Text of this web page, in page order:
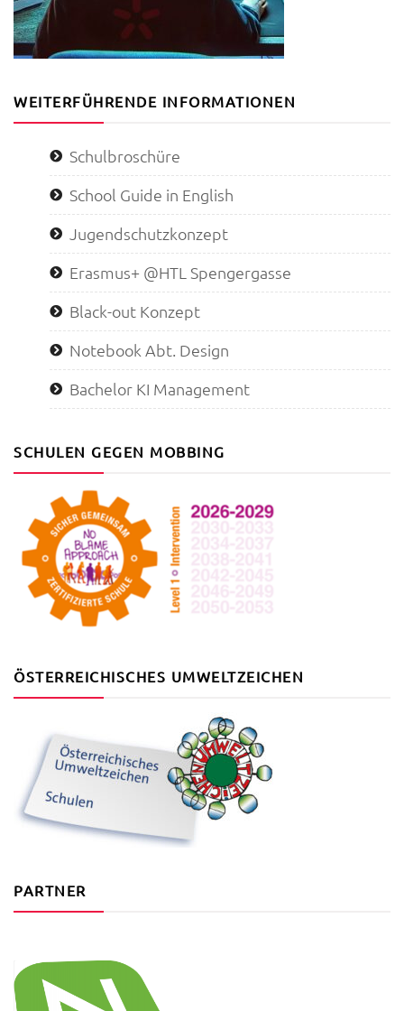
WEITERFÜHRENDE INFORMATIONEN
Schulbroschüre
School Guide in English
Jugendschutzkonzept
Erasmus+ @HTL Spengergasse
Black-out Konzept
Notebook Abt. Design
Bachelor KI Management
SCHULEN GEGEN MOBBING
ÖSTERREICHISCHES UMWELTZEICHEN
PARTNER